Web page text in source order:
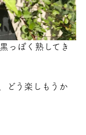
っぽく熟してき
どう楽しもうか